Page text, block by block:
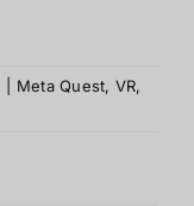
Meta Quest, VR,